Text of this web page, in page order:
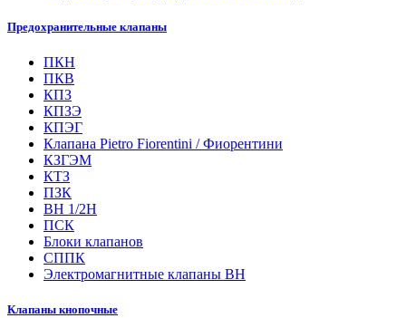
Предохранительные клапаны
ПКН
ПКВ
КПЗ
КПЗЭ
КПЭГ
Клапана Pietro Fiorentini / Фиорентини
КЗГЭМ
КТЗ
ПЗК
ВН 1/2Н
ПСК
Блоки клапанов
СППК
Электромагнитные клапаны ВН
Клапаны кнопочные